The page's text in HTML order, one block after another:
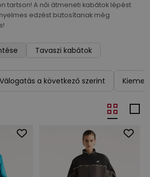
tartson! A női átmeneti kabátok lépést
edzést biztosítanak még
Tavaszi kabátok
Válogatás a következő szerint